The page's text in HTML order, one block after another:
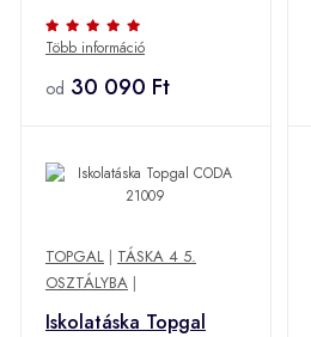
Több információ
od 30 090 Ft
TOPGAL | TÁSKA 4 5.
OSZTÁLYBA |
Iskolatáska Topgal